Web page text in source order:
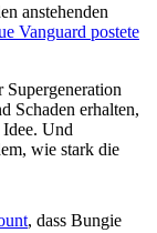
anstehenden
Vanguard postete
Schaden erhalten,
Und
wie stark die
, dass Bungie